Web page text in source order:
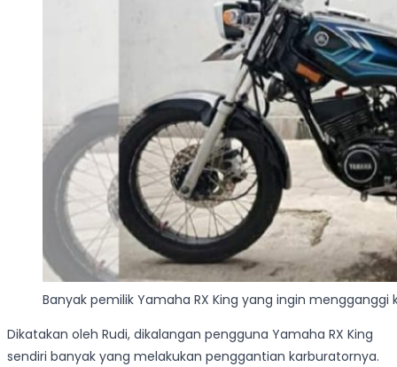
Banyak pemilik Yamaha RX King yang ingin mengganggi
Dikatakan oleh Rudi, dikalangan pengguna Yamaha RX King
sendiri banyak yang melakukan penggantian karburatornya.